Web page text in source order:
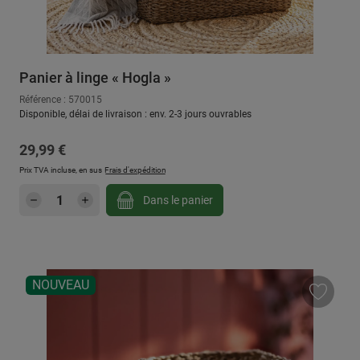
Panier à linge « Hogla »
Référence : 570015
Disponible, délai de livraison : env. 2-3 jours ouvrables
Prix régulier :
29,99 €
Prix TVA incluse, en sus Frais d'expédition
Quantité de produit : Entrez la quantité
Dans le panier
NOUVEAU